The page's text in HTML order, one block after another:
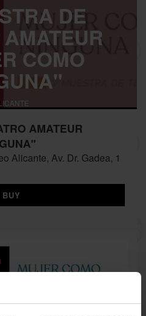
DE
COMO
AMATEUR
Alicante, Av. Dr. Gadea, 1
BUY